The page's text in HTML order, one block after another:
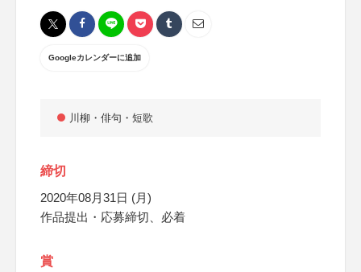
Googleカレンダーに追加
川柳・俳句・短歌
締切
2020年08月31日 (月)
作品提出・応募締切、必着
賞